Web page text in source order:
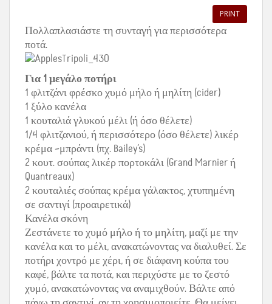
PRINT
Πολλαπλασιάστε τη συνταγή για περισσότερα
ποτά.
Για 1 μεγάλο ποτήρι
1 φλιτζάνι φρέσκο χυμό μήλο ή μηλίτη (cider)
1 ξύλο κανέλα
1 κουταλιά γλυκού μέλι (ή όσο θέλετε)
1/4 φλιτζανιού, ή περισσότερο (όσο θέλετε) λικέρ
κρέμα –μπράντι (πχ. Bailey’s)
2 κουτ. σούπας λικέρ πορτοκάλι (Grand Marnier ή
Quantreaux)
2 κουταλιές σούπας κρέμα γάλακτος, χτυπημένη
σε σαντιγί (προαιρετικά)
Κανέλα σκόνη
Ζεστάνετε το χυμό μήλο ή το μηλίτη, μαζί με την
κανέλα και το μέλι, ανακατώνοντας να διαλυθεί. Σε
ποτήρι χοντρό με χέρι, ή σε διάφανη κούπα του
καφέ, βάλτε τα ποτά, και περιχύστε με το ζεστό
χυμό, ανακατώνοντας να αναμιχθούν. Βάλτε από